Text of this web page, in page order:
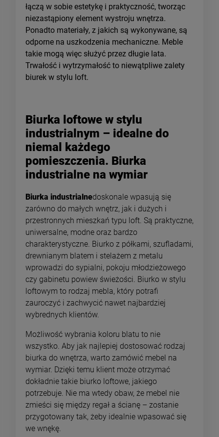
łączą w sobie estetykę i praktyczność, tworząc
niezastąpiony element wystroju wnętrza.
Ponadto materiały, z jakich są wykonywane, są
odporne na uszkodzenia mechaniczne. Meble
takie mogą więc służyć przez długie lata.
Trwałość i wytrzymałość to niewątpliwe zalety
biurek w stylu loft.
Biurka loftowe w stylu
industrialnym – idealne do
niemal każdego
pomieszczenia. Biurka
industrialne na wymiar
Biurka industrialnedoskonale wpasują się
zarówno do małych wnętrz, jak i dużych i
przestronnych mieszkań typu loft. Są praktyczne,
uniwersalne, modne oraz bardzo
charakterystyczne. Biurko z półkami, szufladami,
drewnianym blatem i stelażem z metalu
wprowadzi do sypialni, pokoju młodzieżowego
czy gabinetu powiew świeżości. Biurko w stylu
loftowym to rodzaj mebla, który potrafi
zauroczyć i zachwycić nawet najbardziej
wybrednych klientów.
Możliwość wybrania koloru blatu to nie
wszystko. Aby jak najlepiej dostosować rodzaj
biurka do wnętrza, warto zamówić mebel na
wymiar. Dzięki temu klient może otrzymać
dokładnie takie biurko loftowe, jakiego
potrzebuje. Nie ma wtedy obaw, że mebel nie
zmieści się między regał a ścianę – zostanie
przygotowany tak, żeby idealnie wpasować się
we wnękę.